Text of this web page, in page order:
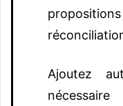
Ajoutez
nécessaire